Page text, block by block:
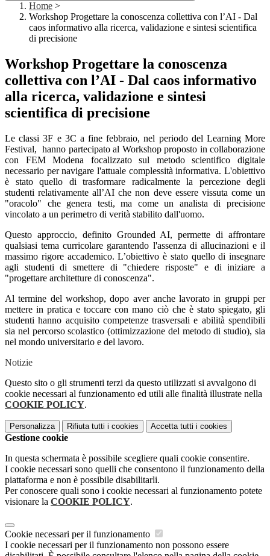
Home >
Workshop Progettare la conoscenza collettiva con l’AI - Dal
caos informativo alla ricerca, validazione e sintesi scientifica
di precisione
Workshop Progettare la conoscenza
collettiva con l’AI - Dal caos informativo
alla ricerca, validazione e sintesi
scientifica di precisione
Le classi 3F e 3C a fine febbraio, nel periodo del Learning More
Festival, hanno partecipato al Workshop proposto in collaborazione
con FEM Modena focalizzato sul metodo scientifico digitale
necessario per navigare l'attuale complessità informativa. L'obiettivo
è stato quello di trasformare radicalmente la percezione degli
studenti relativamente all’AI che non deve essere vissuta come un
"oracolo" che genera testi, ma come un analista di precisione
vincolato a un perimetro di verità stabilito dall'uomo.
Questo approccio, definito Grounded AI, permette di affrontare
qualsiasi tema curricolare garantendo l'assenza di allucinazioni e il
massimo rigore accademico. L’obiettivo è stato quello di insegnare
agli studenti di smettere di "chiedere risposte" e di iniziare a
"progettare architetture di conoscenza".
Al termine del workshop, dopo aver anche lavorato in gruppi per
mettere in pratica e toccare con mano ciò che è stato spiegato, gli
studenti hanno acquisito competenze trasversali e abilità spendibili
sia nel percorso scolastico (ottimizzazione del metodo di studio), sia
nel mondo universitario e del lavoro.
Notizie
Questo sito o gli strumenti terzi da questo utilizzati si avvalgono di
cookie necessari al funzionamento ed utili alle finalità illustrate nella
COOKIE POLICY.
Personalizza Rifiuta tutti i cookies Accetta tutti i cookies
Gestione cookie
In questa schermata è possibile scegliere quali cookie consentire.
I cookie necessari sono quelli che consentono il funzionamento della
piattaforma e non è possibile disabilitarli.
Per conoscere quali sono i cookie necessari al funzionamento potete
visionare la COOKIE POLICY.
Cookie necessari per il funzionamento
I cookie necessari per il funzionamento non possono essere